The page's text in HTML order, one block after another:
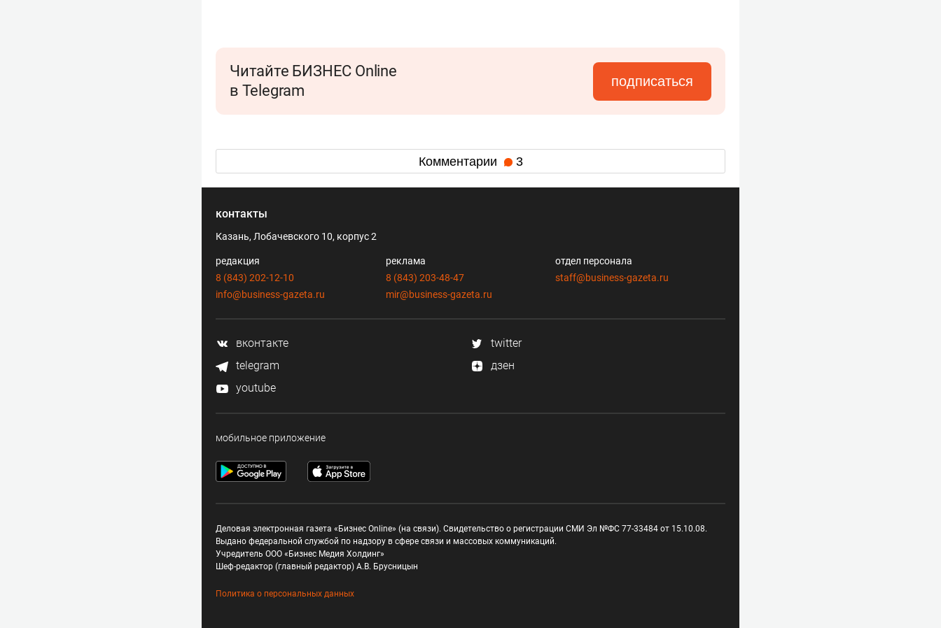
Читайте БИЗНЕС Online
в Telegram
подписаться
Комментарии 3
контакты
Казань, Лобачевского 10, корпус 2
редакция
8 (843) 202-12-10
info@business-gazeta.ru
реклама
8 (843) 203-48-47
mir@business-gazeta.ru
отдел персонала
staff@business-gazeta.ru
вконтакте
twitter
telegram
дзен
youtube
мобильное приложение
Деловая электронная газета «Бизнес Online» (на связи). Свидетельство о регистрации СМИ Эл №ФС 77-33484 от 15.10.08.
Выдано федеральной службой по надзору в сфере связи и массовых коммуникаций.
Учредитель ООО «Бизнес Медия Холдинг»
Шеф-редактор (главный редактор) А.В. Брусницын
Политика о персональных данных